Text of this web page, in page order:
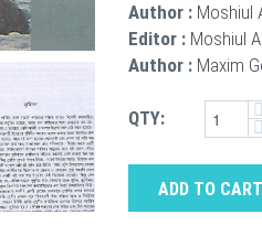
Author : Moshiul
Editor : Moshiul
Author : Maxim
QTY:
ADD TO CART